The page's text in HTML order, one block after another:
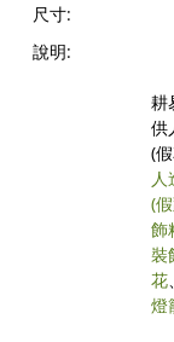
尺寸:
說明:
耕
供
(假
人
(
飾
裝
花
燈